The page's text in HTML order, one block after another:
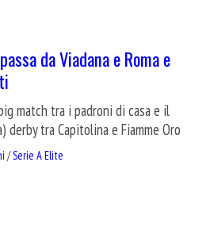
da Viadana e Roma e
match tra i padroni di casa e il
derby tra Capitolina e Fiamme Oro
/Serie A Elite